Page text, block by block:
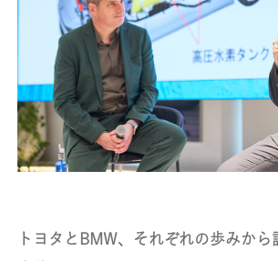
トヨタとBMW、それぞれの歩みか